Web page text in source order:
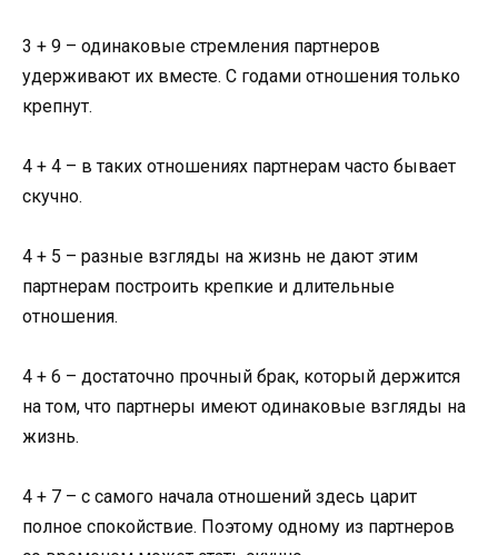
3 + 9 – одинаковые стремления партнеров
удерживают их вместе. С годами отношения только
крепнут.
4 + 4 – в таких отношениях партнерам часто бывает
скучно.
4 + 5 – разные взгляды на жизнь не дают этим
партнерам построить крепкие и длительные
отношения.
4 + 6 – достаточно прочный брак, который держится
на том, что партнеры имеют одинаковые взгляды на
жизнь.
4 + 7 – с самого начала отношений здесь царит
полное спокойствие. Поэтому одному из партнеров